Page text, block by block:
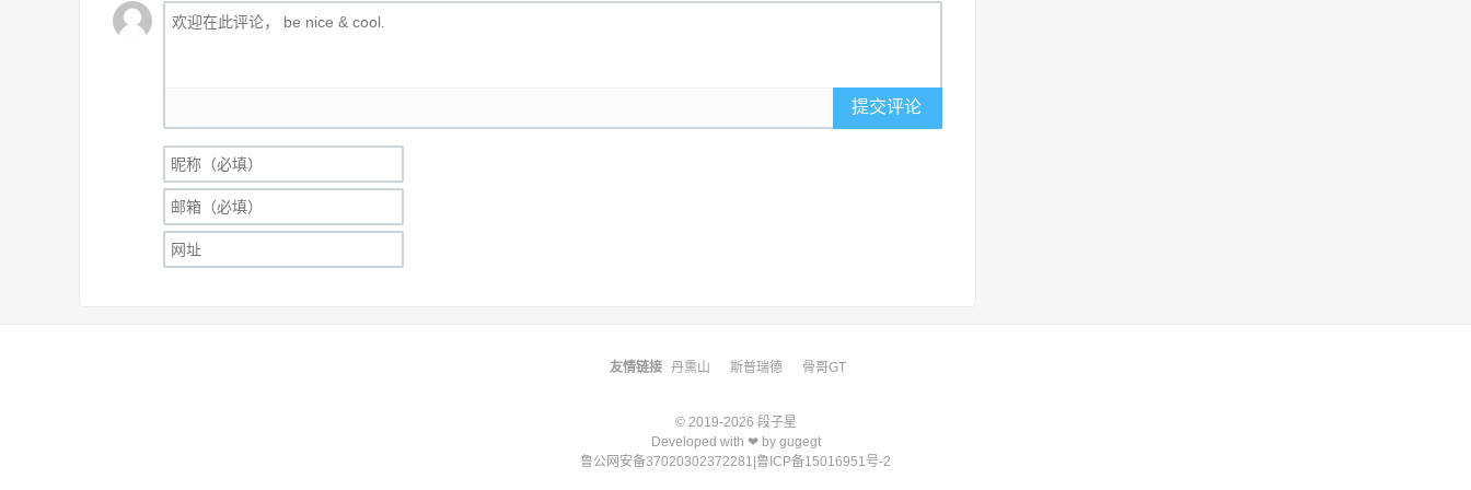
提交评论
友情链接 丹熏山 斯普瑞德 骨哥GT
© 2019-2026 段子星
Developed with ❤ by gugegt
鲁公网安备37020302372281 鲁ICP备15016951号-2